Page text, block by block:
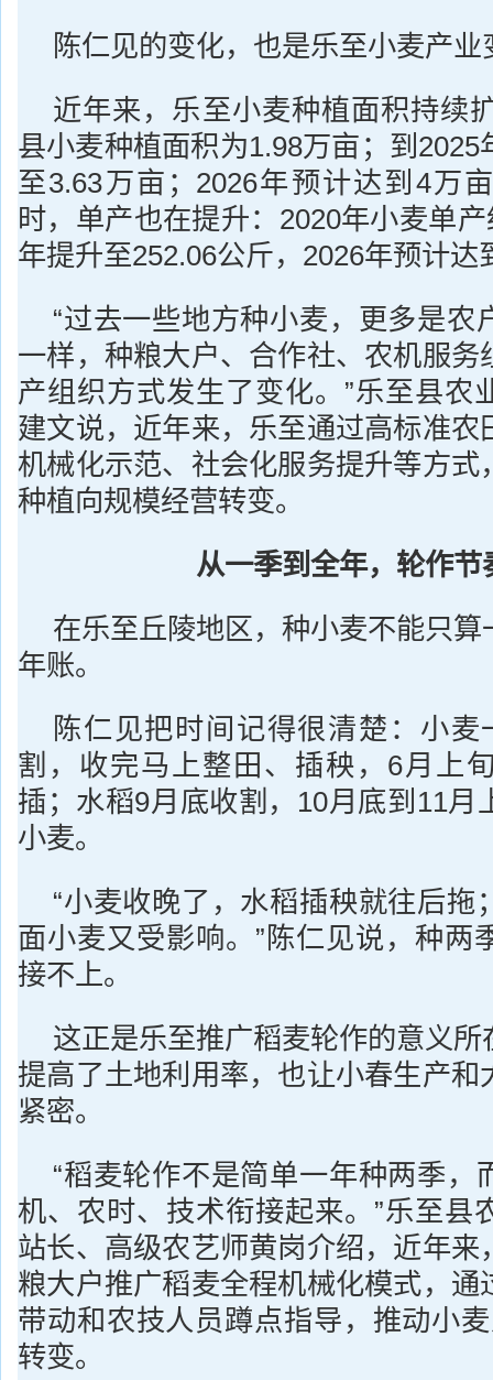
陈仁见的变化，也是乐至小麦产
近年来，乐至小麦种植面积持续
县小麦种植面积为1.98万亩；到
至3.63万亩；2026年预计达到4万
时，单产也在提升：2020年小麦单
年提升至252.06公斤，2026年预计达
“过去一些地方种小麦，更多是农
一样，种粮大户、合作社、农机服务
产组织方式发生了变化。”乐至县农
建文说，近年来，乐至通过高标准农
机械化示范、社会化服务提升等方式
种植向规模经营转变。
从一季到全年，轮作节
在乐至丘陵地区，种小麦不能只
年账。
陈仁见把时间记得很清楚：小
割，收完马上整田、插秧，6月上
插；水稻9月底收割，10月底到11月
小麦。
“小麦收晚了，水稻插秧就往后拖
面小麦又受影响。”陈仁见说，种两
接不上。
这正是乐至推广稻麦轮作的意义
提高了土地利用率，也让小春生产和
紧密。
“稻麦轮作不是简单一年种两季，
机、农时、技术衔接起来。”乐至县
站长、高级农艺师黄岗介绍，近年来
粮大户推广稻麦全程机械化模式，通
带动和农技人员蹲点指导，推动小麦
转变。